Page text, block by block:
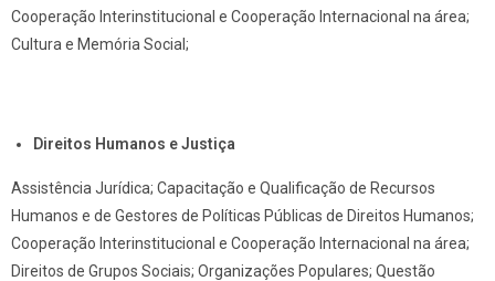
Cooperação Interinstitucional e Cooperação Internacional na área;
Cultura e Memória Social;
Direitos Humanos e Justiça
Assistência Jurídica; Capacitação e Qualificação de Recursos
Humanos e de Gestores de Políticas Públicas de Direitos Humanos;
Cooperação Interinstitucional e Cooperação Internacional na área;
Direitos de Grupos Sociais; Organizações Populares; Questão